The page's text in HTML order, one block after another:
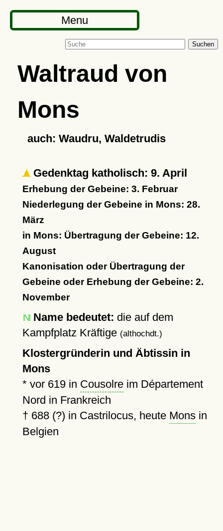
Menu
Suchen
Waltraud von
Mons
auch: Waudru, Waldetrudis
Gedenktag katholisch: 9. April
Erhebung der Gebeine: 3. Februar
Niederlegung der Gebeine in Mons: 28.
März
in Mons: Übertragung der Gebeine: 12.
August
Kanonisation oder Übertragung der
Gebeine oder Erhebung der Gebeine: 2.
November
Name bedeutet: die auf dem
Kampfplatz Kräftige (althochdt.)
Klostergründerin und Äbtissin in
Mons
* vor 619in Cousolreim Département
Nord in Frankreich
† 688 (?) in Castrilocus, heute Monsin
Belgien